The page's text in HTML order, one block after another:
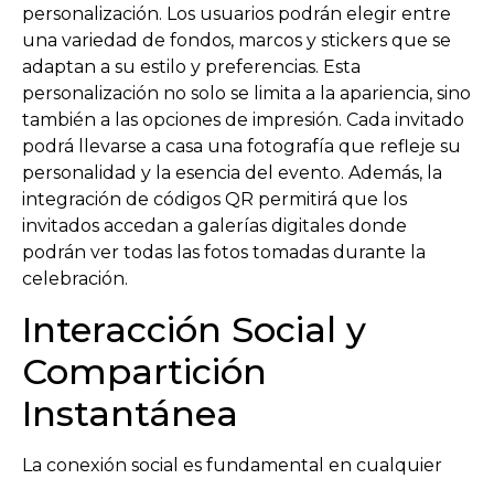
personalización. Los usuarios podrán elegir entre
una variedad de fondos, marcos y stickers que se
adaptan a su estilo y preferencias. Esta
personalización no solo se limita a la apariencia, sino
también a las opciones de impresión. Cada invitado
podrá llevarse a casa una fotografía que refleje su
personalidad y la esencia del evento. Además, la
integración de códigos QR permitirá que los
invitados accedan a galerías digitales donde
podrán ver todas las fotos tomadas durante la
celebración.
Interacción Social y
Compartición
Instantánea
La conexión social es fundamental en cualquier